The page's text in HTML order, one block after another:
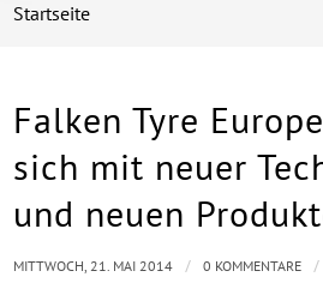
Startseite
Falken Tyre
sich mit neuer
und neuen
MITTWOCH, 21. MAI 2014 / 0 KOMMENTARE /